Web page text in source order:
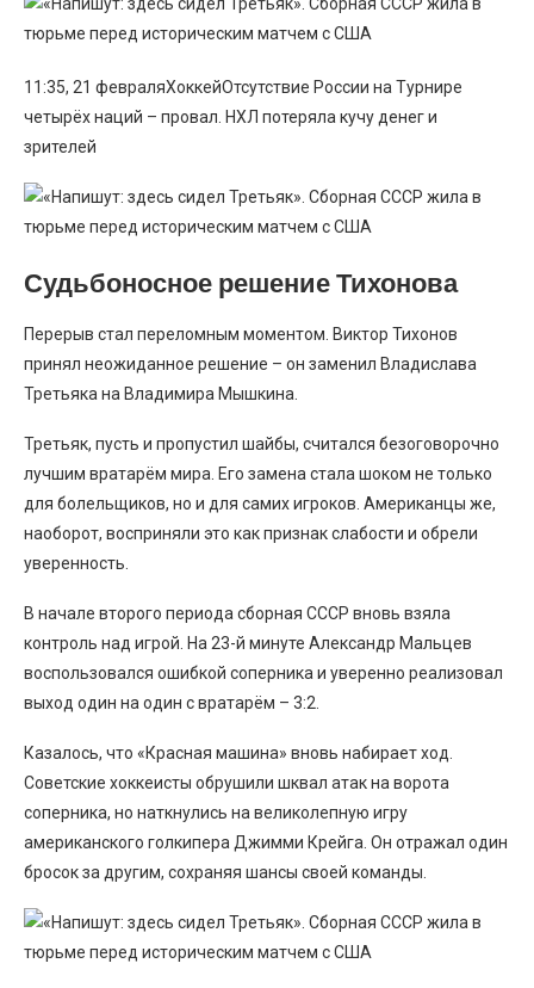
11:35, 21 февраляХоккейОтсутствие России на Турнире
четырёх наций – провал. НХЛ потеряла кучу денег и
зрителей
Судьбоносное решение Тихонова
Перерыв стал переломным моментом. Виктор Тихонов
принял неожиданное решение – он заменил Владислава
Третьяка на Владимира Мышкина.
Третьяк, пусть и пропустил шайбы, считался безоговорочно
лучшим вратарём мира. Его замена стала шоком не только
для болельщиков, но и для самих игроков. Американцы же,
наоборот, восприняли это как признак слабости и обрели
уверенность.
В начале второго периода сборная СССР вновь взяла
контроль над игрой. На 23-й минуте Александр Мальцев
воспользовался ошибкой соперника и уверенно реализовал
выход один на один с вратарём – 3:2.
Казалось, что «Красная машина» вновь набирает ход.
Советские хоккеисты обрушили шквал атак на ворота
соперника, но наткнулись на великолепную игру
американского голкипера Джимми Крейга. Он отражал один
бросок за другим, сохраняя шансы своей команды.